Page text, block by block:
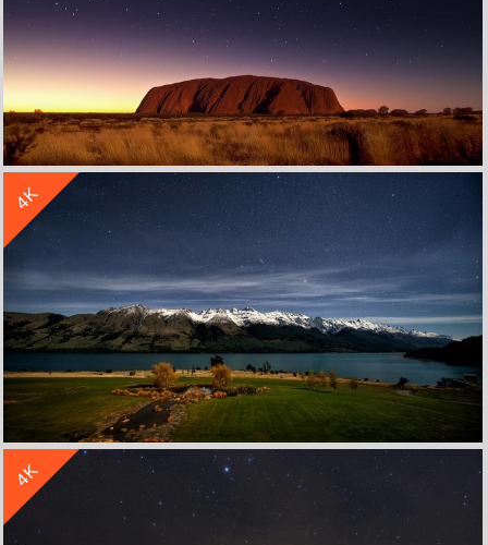
乌鲁鲁卡塔丘塔国家公园夜晚星空风景4k壁纸
4K
新西兰皇后镇瓦卡蒂普湖夜晚星空风景4k壁纸
立 即 下 载
收 藏
4K
立 即 下 载
收 藏